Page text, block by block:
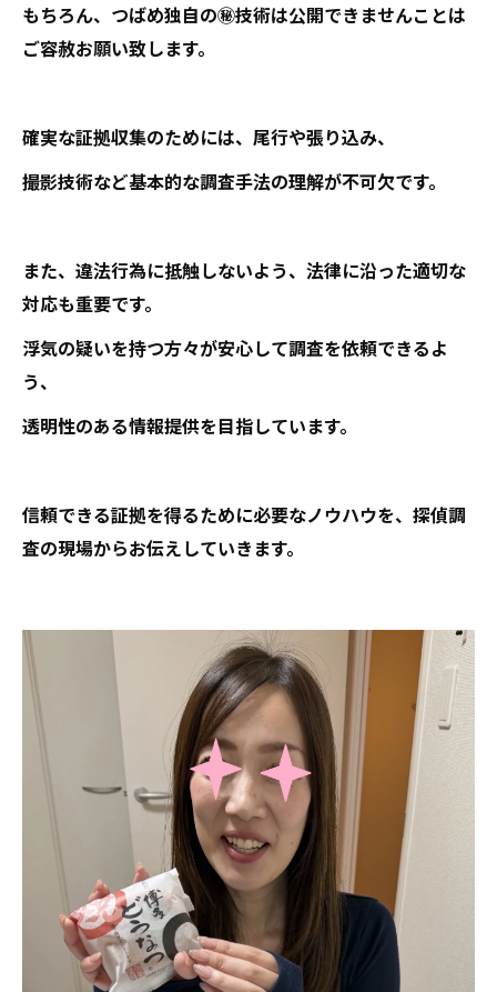
もちろん、つばめ独自の㊙技術は公開できませんことは
ご容赦お願い致します。
確実な証拠収集のためには、尾行や張り込み、
撮影技術など基本的な調査手法の理解が不可欠です。
また、違法行為に抵触しないよう、法律に沿った適切な
対応も重要です。
浮気の疑いを持つ方々が安心して調査を依頼できるよ
う、
透明性のある情報提供を目指しています。
信頼できる証拠を得るために必要なノウハウを、探偵調
査の現場からお伝えしていきます。